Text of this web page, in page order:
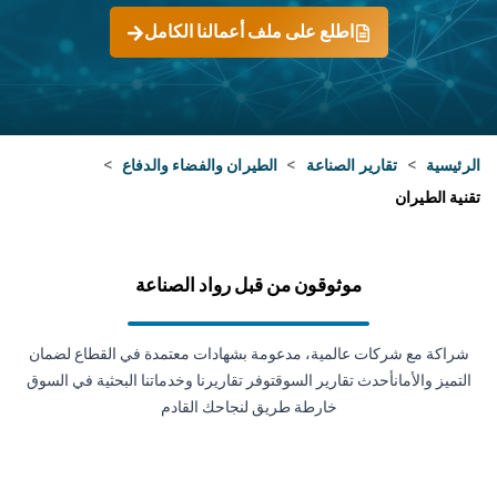
اطلع على ملف أعمالنا الكامل
الرئيسية > تقارير الصناعة > الطيران والفضاء والدفاع >
تقنية الطيران
موثوقون من قبل رواد الصناعة
شراكة مع شركات عالمية، مدعومة بشهادات معتمدة في القطاع لضمان
التميز والأمانأحدث تقارير السوقتوفر تقاريرنا وخدماتنا البحثية في السوق
خارطة طريق لنجاحك القادم